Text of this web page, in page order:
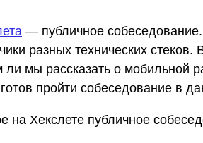
— публичное
разных технических стеков.
мы рассказать о мобильной
пройти собеседование в
на Хекслете публичное